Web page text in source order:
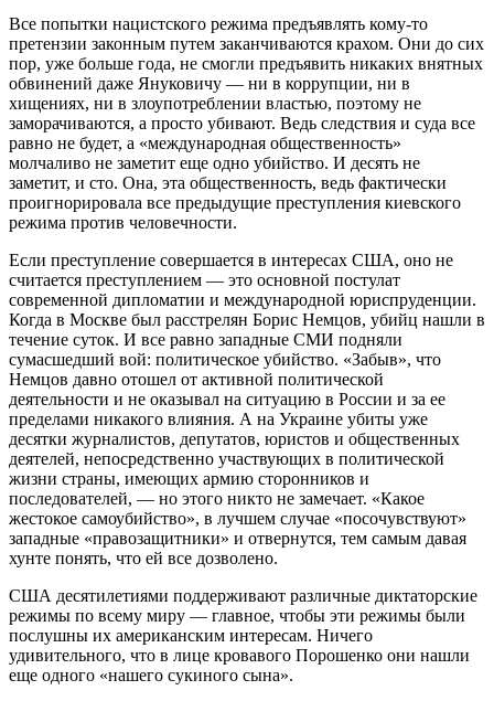
Все попытки нацистского режима предъявлять кому-то
претензии законным путем заканчиваются крахом. Они до сих
пор, уже больше года, не смогли предъявить никаких внятных
обвинений даже Януковичу — ни в коррупции, ни в
хищениях, ни в злоупотреблении властью, поэтому не
заморачиваются, а просто убивают. Ведь следствия и суда все
равно не будет, а «международная общественность»
молчаливо не заметит еще одно убийство. И десять не
заметит, и сто. Она, эта общественность, ведь фактически
проигнорировала все предыдущие преступления киевского
режима против человечности.
Если преступление совершается в интересах США, оно не
считается преступлением — это основной постулат
современной дипломатии и международной юриспруденции.
Когда в Москве был расстрелян Борис Немцов, убийц нашли в
течение суток. И все равно западные СМИ подняли
сумасшедший вой: политическое убийство. «Забыв», что
Немцов давно отошел от активной политической
деятельности и не оказывал на ситуацию в России и за ее
пределами никакого влияния. А на Украине убиты уже
десятки журналистов, депутатов, юристов и общественных
деятелей, непосредственно участвующих в политической
жизни страны, имеющих армию сторонников и
последователей, — но этого никто не замечает. «Какое
жестокое самоубийство», в лучшем случае «посочувствуют»
западные «правозащитники» и отвернутся, тем самым давая
хунте понять, что ей все дозволено.
США десятилетиями поддерживают различные диктаторские
режимы по всему миру — главное, чтобы эти режимы были
послушны их американским интересам. Ничего
удивительного, что в лице кровавого Порошенко они нашли
еще одного «нашего сукиного сына».